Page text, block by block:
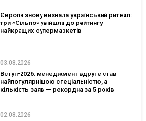
Європа знову визнала український ритейл:
три «Сільпо» увійшли до рейтингу
найкращих супермаркетів
03.08.2026
Вступ-2026: менеджмент вдруге став
найпопулярнішою спеціальністю, а
кількість заяв — рекордна за 5 років
02.08.2026